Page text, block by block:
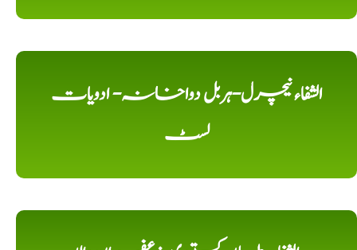
الشفاء نیچرل-ہربل دواخانہ- ادویات
لسٹ